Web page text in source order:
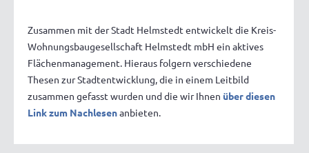
Zusammen mit der Stadt Helmstedt entwickelt die Kreis-
Wohnungsbaugesellschaft Helmstedt mbH ein aktives
Flächenmanagement. Hieraus folgern verschiedene
Thesen zur Stadtentwicklung, die in einem Leitbild
zusammen gefasst wurden und die wir Ihnen über diesen
Link zum Nachlesenanbieten.